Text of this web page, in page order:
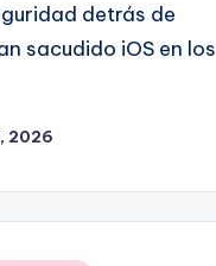
detrás de
sacudido iOS en los
2026